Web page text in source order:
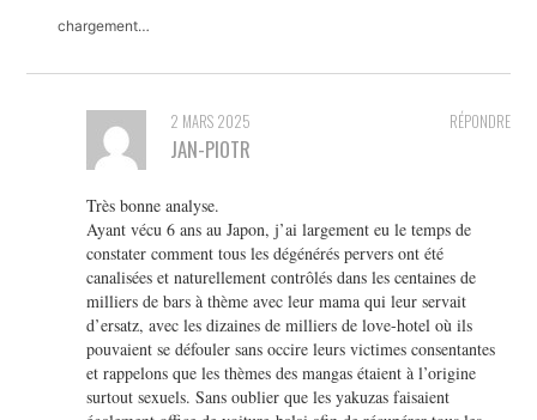
chargement…
RÉPONDRE
2 MARS 2025
JAN-PIOTR
Très bonne analyse.
Ayant vécu 6 ans au Japon, j’ai largement eu le temps de
constater comment tous les dégénérés pervers ont été
canalisées et naturellement contrôlés dans les centaines de
milliers de bars à thème avec leur mama qui leur servait
d’ersatz, avec les dizaines de milliers de love-hotel où ils
pouvaient se défouler sans occire leurs victimes consentantes
et rappelons que les thèmes des mangas étaient à l’origine
surtout sexuels. Sans oublier que les yakuzas faisaient